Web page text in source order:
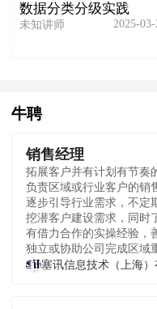
数据分类分级实践
未知讲师 2025-
牛聘
销售经理
负责区域或行业客户的销售策略制定与实施，制定区域或行业市
逐步引导行业需求，不定期组织区域客户行业
挖潜客户建设需求，同时了解客户试用情况，向公司
有借力合作的实操经验，善于与上下游
独立或协助公司完成区域重大
塞讯信息技术（上海）